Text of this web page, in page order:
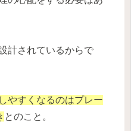
計されているからで
やすくなるのはプレー
とのこと。